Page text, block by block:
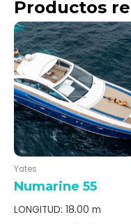
Productos
Yates
Numarine 55
LONGITUD: 18.00 m